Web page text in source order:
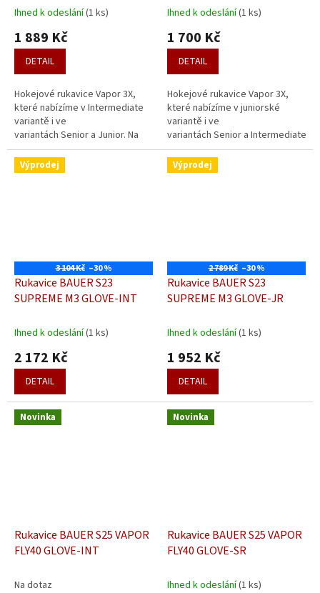
Ihned k odeslání(1 ks)
1 889 Kč
DETAIL
Hokejové rukavice Vapor 3X,
které nabízíme v Intermediate
variantě i ve
variantách Senior a Junior. Na
výběr máte z několika barev.
Tento model má dvoučlánkový
palec a navazuje...
Ihned k odeslání(1 ks)
1 700 Kč
DETAIL
Hokejové rukavice Vapor 3X,
které nabízíme v juniorské
variantě i ve
variantách Senior a Intermediate.
Na výběr máte z několika barev.
Tento model má dvoučlánkový
palec a...
Výprodej
3 104 Kč –30 %
Rukavice BAUER S23
SUPREME M3 GLOVE-INT
Ihned k odeslání(1 ks)
2 172 Kč
DETAIL
Výprodej
2 789 Kč –30 %
Rukavice BAUER S23
SUPREME M3 GLOVE-JR
Ihned k odeslání(1 ks)
1 952 Kč
DETAIL
Novinka
Rukavice BAUER S25 VAPOR
FLY40 GLOVE-INT
Na dotaz
Novinka
Rukavice BAUER S25 VAPOR
FLY40 GLOVE-SR
Ihned k odeslání(1 ks)